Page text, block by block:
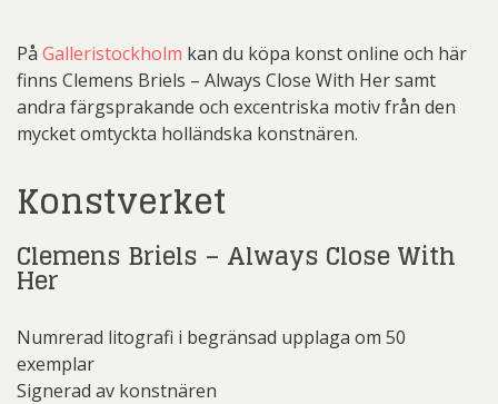
På Galleristockholm kan du köpa konst online och här
finns Clemens Briels – Always Close With Her samt
andra färgsprakande och excentriska motiv från den
mycket omtyckta holländska konstnären.
Konstverket
Clemens Briels – Always Close With
Her
Numrerad litografi i begränsad upplaga om 50
exemplar
Signerad av konstnären